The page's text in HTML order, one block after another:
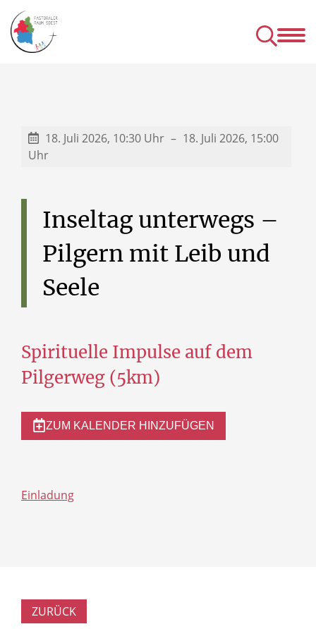
18. Juli 2026, 10:30 Uhr
18. Juli 2026, 15:00
Uhr
Inseltag unterwegs –
Pilgern mit Leib und
Seele
Spirituelle Impulse auf dem
Pilgerweg (5km)
ZUM KALENDER HINZUFÜGEN
Einladung
ZURÜCK